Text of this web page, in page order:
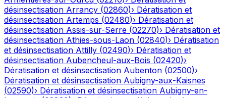
désinsectisation Arrancy (02860)› Dératisation et
désinsectisation Artemps (02480)› Dératisation et
désinsectisation Assis-sur-Serre (02270)› Dératisation et
désinsectisation Athies-sous-Laon (02840)› Dératisation
et désinsectisation Attilly (02490)› Dératisation et
désinsectisation Aubencheul-aux-Bois (02420)›
Dératisation et désinsectisation Aubenton (02500)›
Dératisation et désinsectisation Aubigny-aux-Kaisnes
(02590)› Dératisation et désinsectisation Aubigny-en-